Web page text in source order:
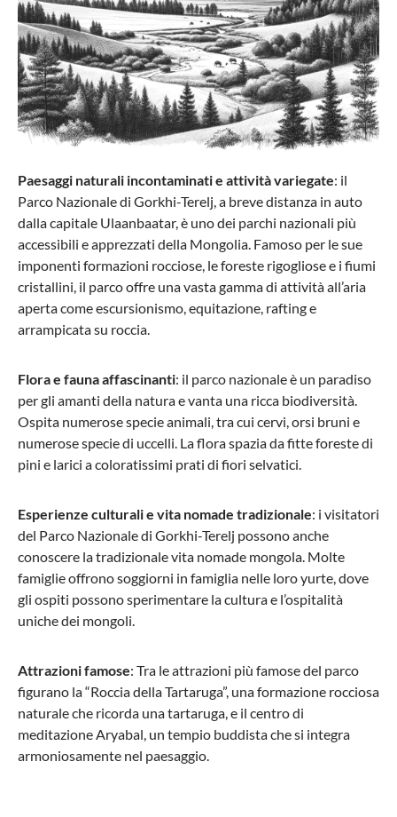
Paesaggi naturali incontaminati e attività variegate: il
Parco Nazionale di Gorkhi-Terelj, a breve distanza in auto
dalla capitale Ulaanbaatar, è uno dei parchi nazionali più
accessibili e apprezzati della Mongolia. Famoso per le sue
imponenti formazioni rocciose, le foreste rigogliose e i fiumi
cristallini, il parco offre una vasta gamma di attività all’aria
aperta come escursionismo, equitazione, rafting e
arrampicata su roccia.
Flora e fauna affascinanti: il parco nazionale è un paradiso
per gli amanti della natura e vanta una ricca biodiversità.
Ospita numerose specie animali, tra cui cervi, orsi bruni e
numerose specie di uccelli. La flora spazia da fitte foreste di
pini e larici a coloratissimi prati di fiori selvatici.
Esperienze culturali e vita nomade tradizionale: i visitatori
del Parco Nazionale di Gorkhi-Terelj possono anche
conoscere la tradizionale vita nomade mongola. Molte
famiglie offrono soggiorni in famiglia nelle loro yurte, dove
gli ospiti possono sperimentare la cultura e l’ospitalità
uniche dei mongoli.
Attrazioni famose: Tra le attrazioni più famose del parco
figurano la “Roccia della Tartaruga”, una formazione rocciosa
naturale che ricorda una tartaruga, e il centro di
meditazione Aryabal, un tempio buddista che si integra
armoniosamente nel paesaggio.